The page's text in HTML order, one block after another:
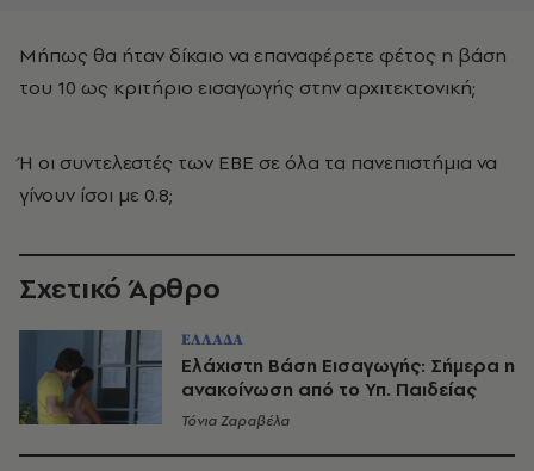
Μήπως θα ήταν δίκαιο να επαναφέρετε φέτος η βάση
του 10 ως κριτήριο εισαγωγής στην αρχιτεκτονική;
Ή οι συντελεστές των ΕΒΕ σε όλα τα πανεπιστήμια να
γίνουν ίσοι με 0.8;
Σχετικό Άρθρο
ΕΛΛΑΔΑ
Ελάχιστη Βάση Εισαγωγής: Σήμερα η
ανακοίνωση από το Υπ. Παιδείας
Τόνια Ζαραβέλα